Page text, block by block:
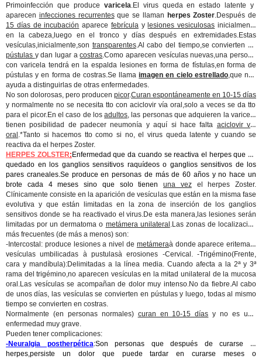
Primoinfección que produce varicela.El virus queda en estado latente y
aparecen infecciones recurrentesque se llaman herpes Zoster.Después de
15 días de incubación aparece febrículay lesiones vesiculosas inicialmente
en la cabeza,luego en el tronco y días después en extremidades.Estas
vesículas,inicialmente,son transparentes.Al cabo del tiempo,se convierten en
pústulas y dan lugar acostras.Como aparecen vesículas nuevas,una persona
con varicela tendrá en la espalda lesiones en forma de fístulas,en forma de
pústulas y en forma de costras.Se llamaimagen en cielo estrellado,que nos
ayuda a distinguirlas de otras enfermedades.
No son dolorosas, pero producen picor.Curan espontáneamente en 10-15 días
y normalmente no se necesita tto con aciclovir vía oral,solo a veces se da tto
para el picor.En el caso de losadultos, las personas que adquieren la varicela
tienen posibilidad de padecer neumonía y aquí si hace falta aciclovir vía
oral .*Tanto si hacemos tto como si no, el virus queda latente y cuando se
reactiva da el herpes Zoster.
HERPES ZOLSTER: Enfermedad que da cuando se reactiva el herpes que ha
quedado en los ganglios sensitivos raquídeos o ganglios sensitivos de los
pares craneales.Se produce en personas de más de 60 años y no hace un
brote cada 4 meses sino que solo tienen una vezel herpes Zoster.
Clínicamente consiste en la aparición de vesículas que están en la misma fase
evolutiva y que están limitadas en la zona de inserción de los ganglios
sensitivos donde se ha reactivado el virus.De esta manera,las lesiones serán
limitadas por un dermatoma o metámera unilateral .Las zonas de localización
más frecuentes (de más a menos) son:
-Intercostal: produce lesiones a nivel de metámeraà donde aparece eritema y
vesículas umbilicadas à pustulasà erosiones -Cervical. -Trigémino(Frente,
cara y mandíbula):Delimitadas a la línea media. Cuando afecta a la 2ª y 3ª
rama del trigémino,no aparecen vesículas en la mitad unilateral de la mucosa
oral.Las vesículas se acompañan de dolor muy intenso.No da fiebre.Al cabo
de unos días, las vesículas se convierten en pústulas y luego, todas al mismo
tiempo se convierten en costras.
Normalmente (en personas normales) curan en 10-15 días y no es una
enfermedad muy grave.
Pueden tener complicaciones:
-Neuralgia postherpética:Son personas que después de curarse el
herpes,persiste un dolor que puede tardar en curarse meses o